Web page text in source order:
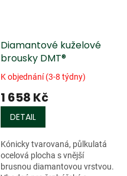
Diamantové kuželové
brousky DMT®
K objednání (3-8 týdny)
1 658 Kč
DETAIL
Kónicky tvarovaná, půlkulatá
ocelová plocha s vnější
brusnou diamantovou vrstvou.